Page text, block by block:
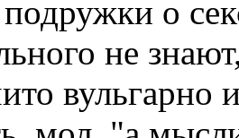
о
не
вульгарно